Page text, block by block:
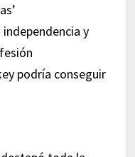
y
podría conseguir